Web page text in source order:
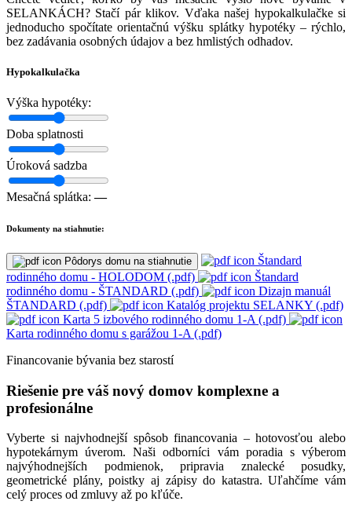
SELANKÁCH? Stačí pár klikov. Vďaka našej hypokalkulačke si
jednoducho spočítate orientačnú výšku splátky hypotéky – rýchlo,
bez zadávania osobných údajov a bez hmlistých odhadov.
Hypokalkulačka
Výška hypotéky:
Doba splatnosti
Úroková sadzba
Mesačná splátka: —
Dokumenty na stiahnutie:
Pôdorys domu na stiahnutie
Štandard
rodinného domu - HOLODOM (.pdf)
Štandard
rodinného domu - ŠTANDARD (.pdf)
Dizajn manuál
ŠTANDARD (.pdf)
Katalóg projektu SELANKY (.pdf)
Karta 5 izbového rodinného domu 1-A (.pdf)
Karta rodinného domu s garážou 1-A (.pdf)
Financovanie bývania bez starostí
Riešenie pre váš nový domov komplexne a
profesionálne
Vyberte si najvhodnejší spôsob financovania – hotovosťou alebo
hypotekárnym úverom. Naši odborníci vám poradia s výberom
najvýhodnejších podmienok, pripravia znalecké posudky,
geometrické plány, poistky aj zápisy do katastra. Uľahčíme vám
celý proces od zmluvy až po kľúče.